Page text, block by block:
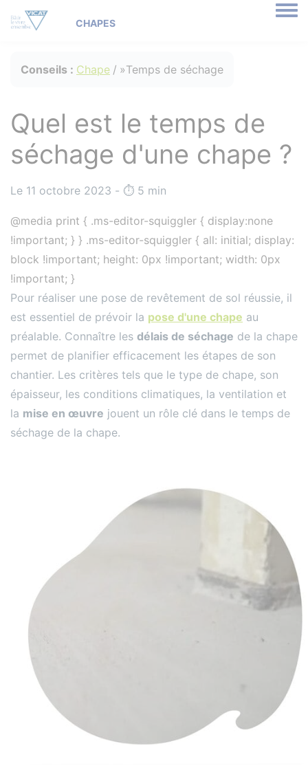
Conseils : Chape Temps de séchage
Quel est le temps de
séchage d'une chape ?
Le 11 octobre 2023 - ⏱️️ 5 min
@media print { .ms-editor-squiggler { display:none
!important; } } .ms-editor-squiggler { all: initial; display:
block !important; height: 0px !important; width: 0px
!important; }
Pour réaliser une pose de revêtement de sol réussie, il
est essentiel de prévoir la pose d'une chape au
préalable. Connaître les délais de séchage de la chape
permet de planifier efficacement les étapes de son
chantier. Les critères tels que le type de chape, son
épaisseur, les conditions climatiques, la ventilation et
la mise en œuvre jouent un rôle clé dans le temps de
séchage de la chape.